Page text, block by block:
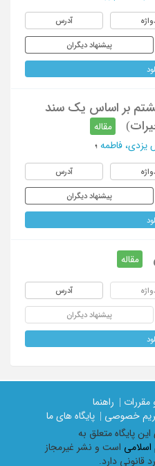
آدرس
پیشنهاد دیگران
بر اساس یک سند
مقاله
یزدی، فاطمه ؛
آدرس
پیشنهاد دیگران
مقاله
آدرس
پیشنهاد دیگران
مقررات |
راهنما
خصوصی |
پایگاه های ما
پايگاه متعلق به
اسلامی است و نشر غیرمجاز
قانونی دارد.